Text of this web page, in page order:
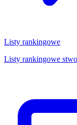
Listy rankingowe
Listy rankingowe